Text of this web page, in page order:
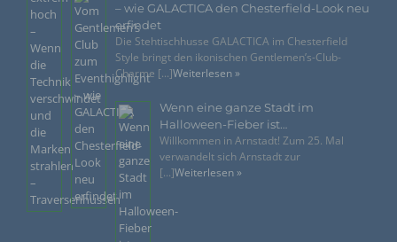
– wie GALACTICA den Chesterfield-Look neu
erfindet
Die Stehtischhusse GALACTICA im Chesterfield
Style bringt den ikonischen Gentlemen’s-Club-
Charme [...]Weiterlesen »
Wenn eine ganze Stadt im
Halloween-Fieber ist…
Willkommen in Arnstadt! Zum 25. Mal
verwandelt sich Arnstadt zur
[...]Weiterlesen »
Dritter ist eine natürliche oder juristische Person,
Behörde, Einrichtung oder andere Stelle außer der
betroffenen Person, dem Verantwortlichen, dem
Auftragsverarbeiter und den Personen, die unter der
unmittelbaren Verantwortung des Verantwortlichen oder
des Auftragsverarbeiters befugt sind, die
personenbezogenen Daten zu verarbeiten.
k) Einwilligung
Einwilligung ist jede von der betroffenen Person
freiwillig für den bestimmten Fall in informierter Weise
und unmissverständlich abgegebene Willensbekundung
in Form einer Erklärung oder einer sonstigen